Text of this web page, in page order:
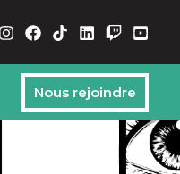
Nous rejoindre